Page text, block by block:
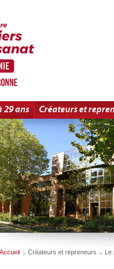
29 ans Créateurs et
Accueil Créateurs et repreneurs Le